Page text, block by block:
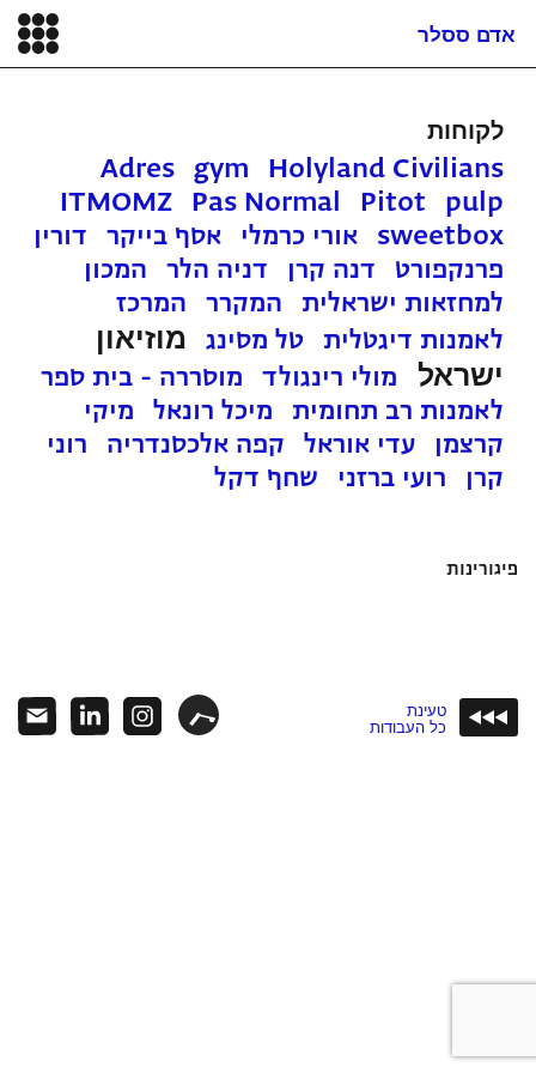
אדם ססלר
לקוחות
Adres
gym
Holyland Civilians
ITMOMZ
Pas Normal Pitot
pulp
sweetbox
אורי כרמלי אסף בייקר
דורין
פרנקפורט
דנה קרן דניה הלר
המכון
למחזאות ישראלית
המקרר
המרכז
לאמנות דיגטלית
טל מסינג
מוזיאון
ישראל
מולי רינגולד
מוסררה - בית ספר
לאמנות רב תחומית
מיכל רונאל
מיקי
קרצמן
עדי אוראל קפה אלכסנדריה
רוני
קרן
רועי ברזני שחף דקל
פיגורינות
טעינת
כל העבודות